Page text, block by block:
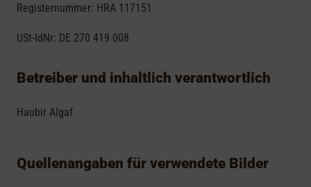
Registernummer: HRA 117151
USt-IdNr: DE 270 419 008
Betreiber und inhaltlich verantwortlich
Haubir Algaf
Quellenangaben für verwendete Bilder